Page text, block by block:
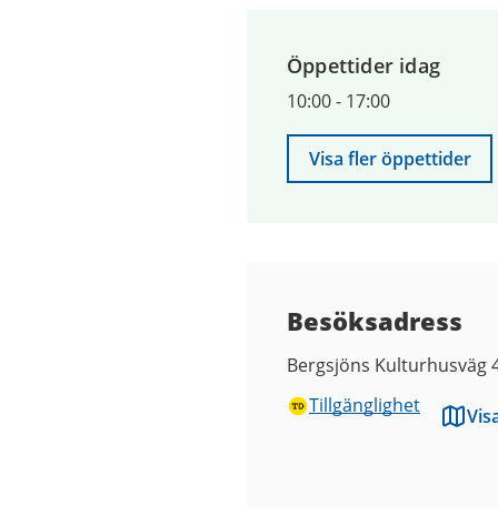
augustiÖppettider idag
10:00- 17:00
Visa fler öppettider
Besöksadress
Bergsjöns Kulturhusväg
Tillgänglighet